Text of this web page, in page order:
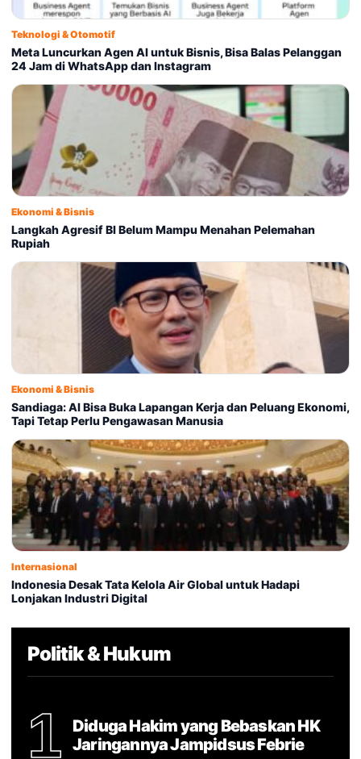
Teknologi & Otomotif
Meta Luncurkan Agen AI untuk Bisnis, Bisa Balas Pelanggan
24 Jam di WhatsApp dan Instagram
Ekonomi & Bisnis
Langkah Agresif BI Belum Mampu Menahan Pelemahan
Rupiah
Ekonomi & Bisnis
Sandiaga: AI Bisa Buka Lapangan Kerja dan Peluang Ekonomi,
Tapi Tetap Perlu Pengawasan Manusia
Internasional
Indonesia Desak Tata Kelola Air Global untuk Hadapi
Lonjakan Industri Digital
Politik & Hukum
1
Diduga Hakim yang Bebaskan HK
Jaringannya Jampidsus Febrie